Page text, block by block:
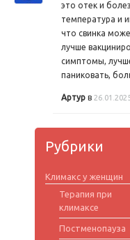
это отек и
температура и
что свинка
лучше
симптомы,
паниковать,
Артур в
Рубрики
Климакс у женщин
Терапия при
климаксе
Постменопауза